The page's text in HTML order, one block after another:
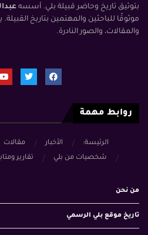
بتوثيق تاريخ وحاضر قبيلة بلي. أسسه
موثوقًا للباحثين والمهتمين بتاريخ
والمقالات، والصور النادرة.
روابط مهمة
الرئيسة: الأخبار مقالات
شخصيات من بلي
تقارير
من نحن
تاريخ موقع بلي الرسمي